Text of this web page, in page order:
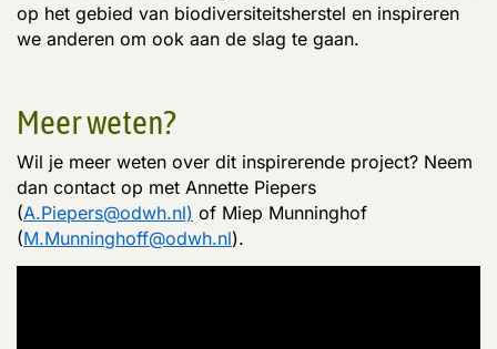
op het gebied van biodiversiteitsherstel en inspireren
we anderen om ook aan de slag te gaan.
Meer weten?
Wil je meer weten over dit inspirerende project? Neem
dan contact op met Annette Piepers
(A.Piepers@odwh.nl) of Miep Munninghof
(M.Munninghoff@odwh.nl).